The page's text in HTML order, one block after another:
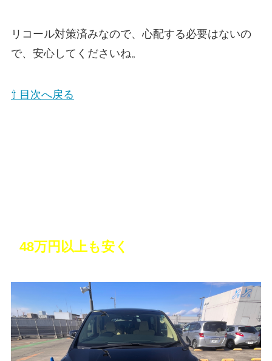
リコール対策済みなので、心配する必要はないの
で、安心してくださいね。
⇧ 目次へ戻る
48万円以上も安く